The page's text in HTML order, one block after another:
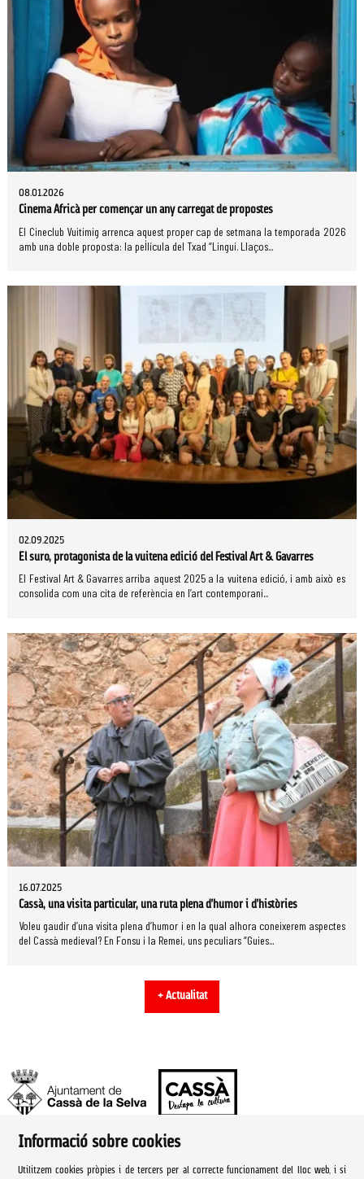
08.01.2026
Cinema Africà per començar un any carregat de propostes
El Cineclub Vuitimig arrenca aquest proper cap de setmana la temporada 2026
amb una doble proposta: la pel·lícula del Txad “Lingui. Llaços...
02.09.2025
El suro, protagonista de la vuitena edició del Festival Art & Gavarres
El Festival Art & Gavarres arriba aquest 2025 a la vuitena edició, i amb això es
consolida com una cita de referència en l’art contemporani...
16.07.2025
Cassà, una visita particular, una ruta plena d’humor i d’històries
Voleu gaudir d’una visita plena d’humor i en la qual alhora coneixerem aspectes
del Cassà medieval? En Fonsu i la Remei, uns peculiars “Guies...
+ Actualitat
Ajuntament de Cassà de la Selva | Àrea de cultura
Informació sobre cookies
Utilitzem cookies pròpies i de tercers per al correcte funcionament del lloc web, i si